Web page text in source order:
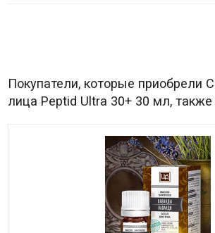
Покупатели, которые приобрели
лица Peptid Ultra 30+ 30 мл, также